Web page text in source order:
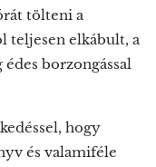
tölteni a
teljesen elkábult, a
borzongással
hogy
és valamiféle